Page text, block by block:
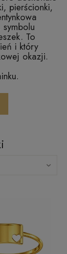
pierścionki,
To
i który
okazji.